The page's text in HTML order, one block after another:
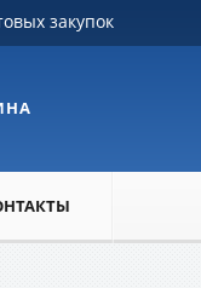
закупок